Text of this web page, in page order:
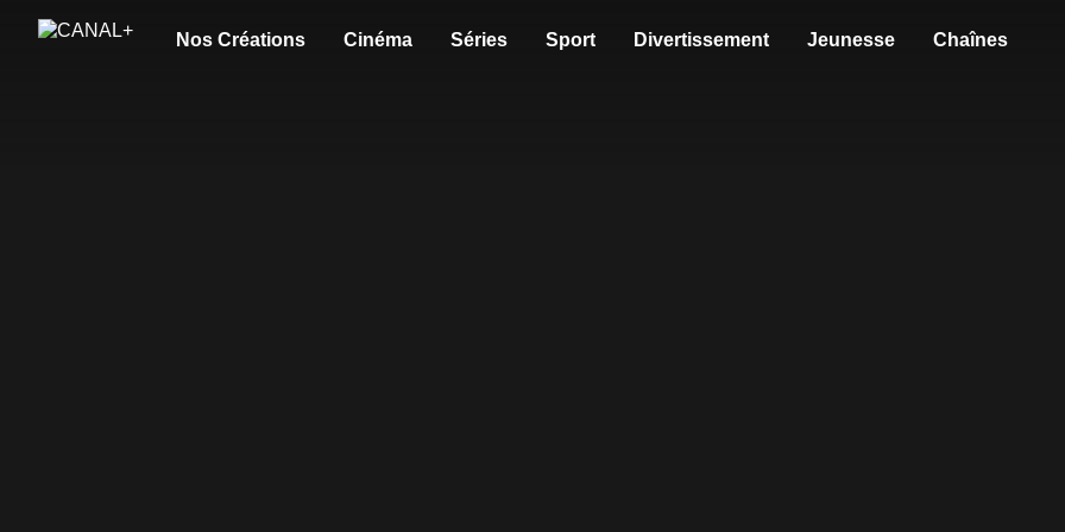
Nos Créations Cinéma Séries Sport Divertissement Jeunesse Chaînes